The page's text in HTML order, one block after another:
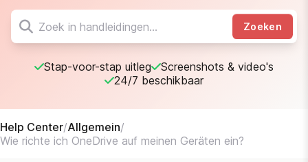
Zoeken
Stap-voor-stap uitleg
Screenshots & video's
24/7 beschikbaar
Help Center/Allgemein/
Wie richte ich OneDrive auf meinen Geräten ein?